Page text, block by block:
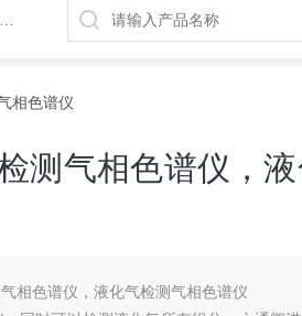
相色谱仪
测气相色谱仪，
相色谱仪，液化气检测气相色谱仪